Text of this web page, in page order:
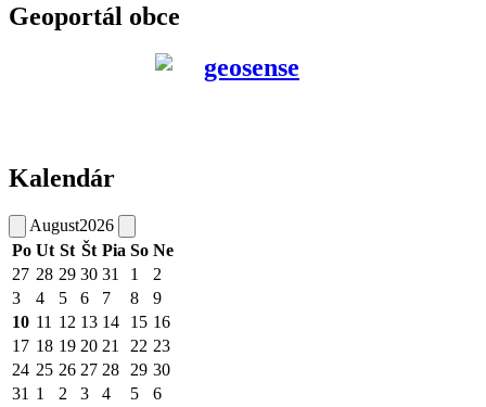
Geoportál obce
Kalendár
August2026
Po Ut St Št Pia So Ne
27 28 29 30 31 1
2
3
4 5 6 7 8
9
10 11 12 13 14 15 16
17 18 19 20 21 22 23
24 25 26 27 28 29 30
31 1 2 3 4 5 6